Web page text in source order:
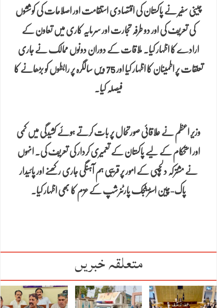
چینی سفیر نے پاکستان کی اقتصادی استقامت اور اصلاحات کی کوششوں
کی تعریف کی اور دو طرفہ تجارت اور سرمایہ کاری میں تعاون کے
ارادے کا اظہار کیا۔ ملاقات کے دوران دونوں ممالک نے جاری
تعلقات پر اطمینان کا اظہار کیا اور 75 ویں سالگرہ پر رابطوں کو بڑھانے کا
فیصلہ کیا۔
وزیر اعظم نے علاقائی صورتحال پر بات کرتے ہوئے کشیدگی میں کمی
اور استحکام کے لیے پاکستان کے تعمیری کردار کی تعریف کی۔ انہوں
نے مشترکہ دلچسپی کے امور پر قریبی ہم آہنگی جاری رکھنے اور پائیدار
پاک-چین اسٹریٹجک پارٹنرشپ کے عزم کا بھی اظہار کیا۔
متعلقہ خبریں